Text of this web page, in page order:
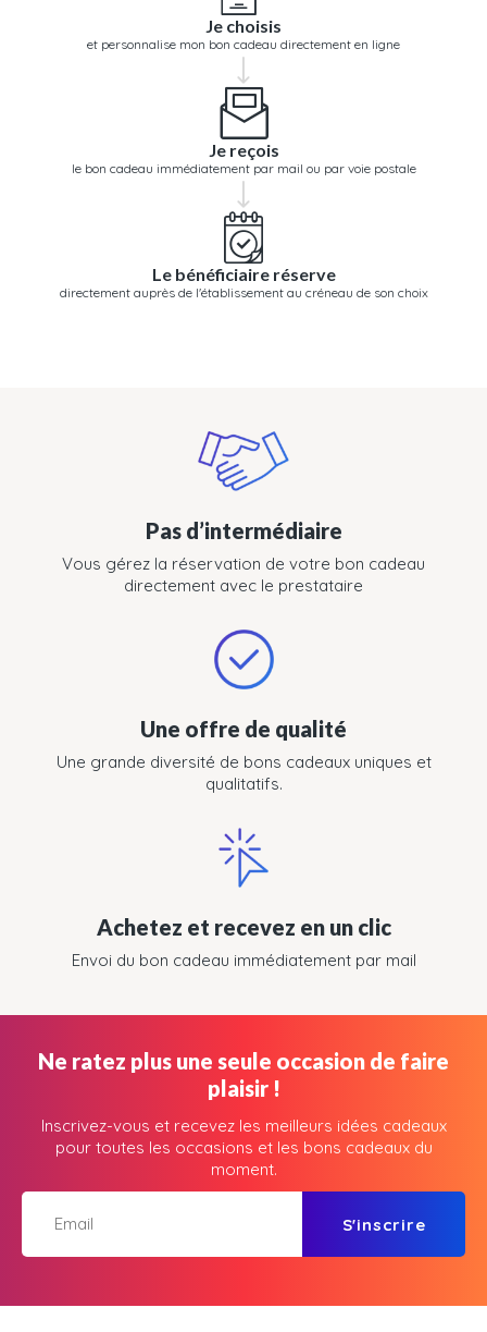
Je choisis
et personnalise mon bon cadeau directement en ligne
Je reçois
le bon cadeau immédiatement par mail ou par voie postale
Le bénéficiaire réserve
directement auprès de l'établissement au créneau de son choix
Pas d’intermédiaire
Vous gérez la réservation de votre bon cadeau
directement avec le prestataire
Une offre de qualité
Une grande diversité de bons cadeaux uniques et
qualitatifs.
Achetez et recevez en un clic
Envoi du bon cadeau immédiatement par mail
Ne ratez plus une seule occasion de faire
plaisir !
Inscrivez-vous et recevez les meilleurs idées cadeaux
pour toutes les occasions et les bons cadeaux du
moment.
S'inscrire